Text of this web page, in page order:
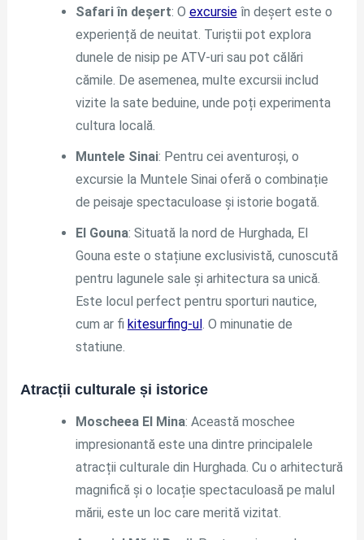
Safari în deșert: O excursieîn deșert este o
experiență de neuitat. Turiștii pot explora
dunele de nisip pe ATV-uri sau pot călări
cămile. De asemenea, multe excursii includ
vizite la sate beduine, unde poți experimenta
cultura locală.
Muntele Sinai: Pentru cei aventuroși, o
excursie la Muntele Sinai oferă o combinație
de peisaje spectaculoase și istorie bogată.
El Gouna: Situată la nord de Hurghada, El
Gouna este o stațiune exclusivistă, cunoscută
pentru lagunele sale și arhitectura sa unică.
Este locul perfect pentru sporturi nautice,
cum ar fi kitesurfing-ul. O minunatie de
statiune.
Atracții culturale și istorice
Moscheea El Mina: Această moschee
impresionantă este una dintre principalele
atracții culturale din Hurghada. Cu o arhitectură
magnifică și o locație spectaculoasă pe malul
mării, este un loc care merită vizitat.